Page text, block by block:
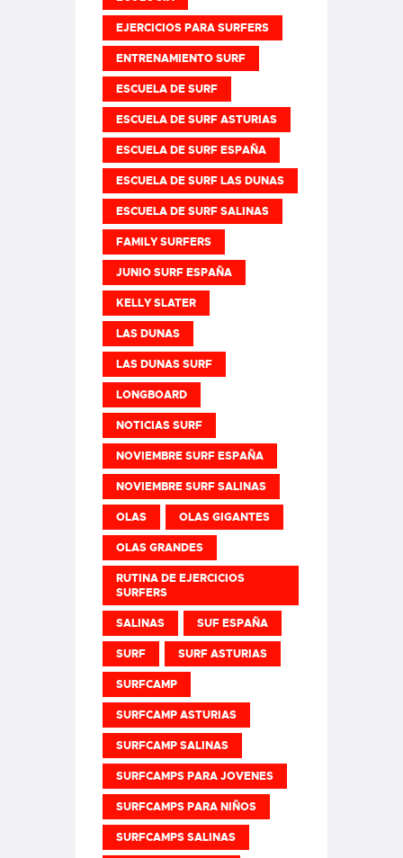
EJERCICIOS PARA SURFERS
ENTRENAMIENTO SURF
ESCUELA DE SURF
ESCUELA DE SURF ASTURIAS
ESCUELA DE SURF ESPAÑA
ESCUELA DE SURF LAS DUNAS
ESCUELA DE SURF SALINAS
FAMILY SURFERS
JUNIO SURF ESPAÑA
KELLY SLATER
LAS DUNAS
LAS DUNAS SURF
LONGBOARD
NOTICIAS SURF
NOVIEMBRE SURF ESPAÑA
NOVIEMBRE SURF SALINAS
OLAS OLAS GIGANTES
OLAS GRANDES
RUTINA DE EJERCICIOS
SURFERS
SALINAS SUF ESPAÑA
SURF SURF ASTURIAS
SURFCAMP
SURFCAMP ASTURIAS
SURFCAMP SALINAS
SURFCAMPS PARA JOVENES
SURFCAMPS PARA NIÑOS
SURFCAMPS SALINAS